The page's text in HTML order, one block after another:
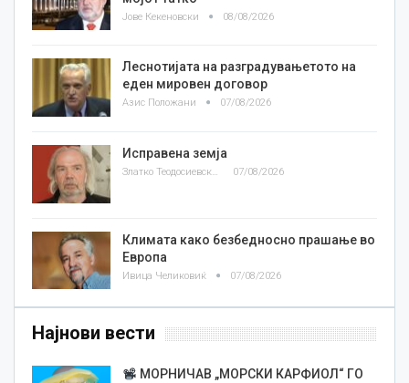
Јове Кекеновски 08/08/2026
Леснотијата на разградувањетото на
еден мировен договор
Азис Положани 07/08/2026
Исправена земја
Златко Теодосиевски 07/08/2026
Климата како безбедносно прашање во
Европа
Ивица Челиковиќ 07/08/2026
Најнови вести
МОРНИЧАВ „МОРСКИ КАРФИОЛ“ ГО